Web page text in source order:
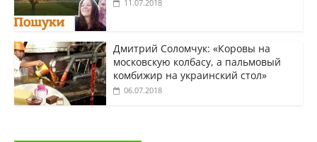
11.07.2018
Дмитрий Соломчук: «Коровы на
московскую колбасу, а пальмовый
комбижир на украинский стол»
06.07.2018